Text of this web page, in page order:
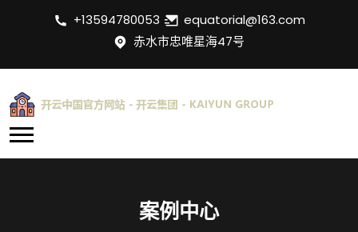
+13594780053
equatorial@163.com
赤水市忠唯星海47号
案例中心